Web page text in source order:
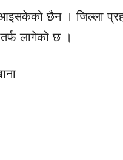
छैन । जिल्ला
लागेको छ ।